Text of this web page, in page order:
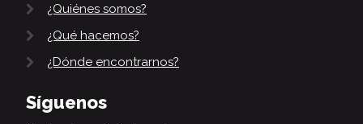
¿Quiénes somos?
¿Qué hacemos?
¿Dónde encontrarnos?
Síguenos